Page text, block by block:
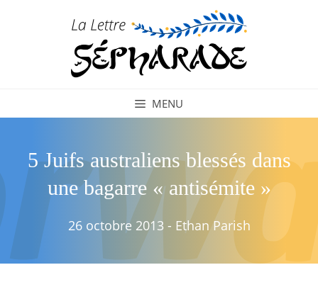
MENU
5 Juifs australiens blessés dans
une bagarre « antisémite »
26 octobre 2013 - Ethan Parish